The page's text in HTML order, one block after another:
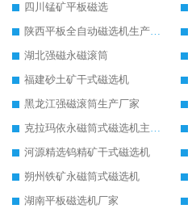
四川锰矿平板磁选
陕西平板全自动磁选机生产厂家
湖北强磁永磁滚筒
福建砂土矿干式磁选机
黑龙江强磁滚筒生产厂家
克拉玛依永磁筒式磁选机主要技术参数
河源精选钨精矿干式磁选机
朔州铁矿永磁筒式磁选机
湖南平板磁选机厂家